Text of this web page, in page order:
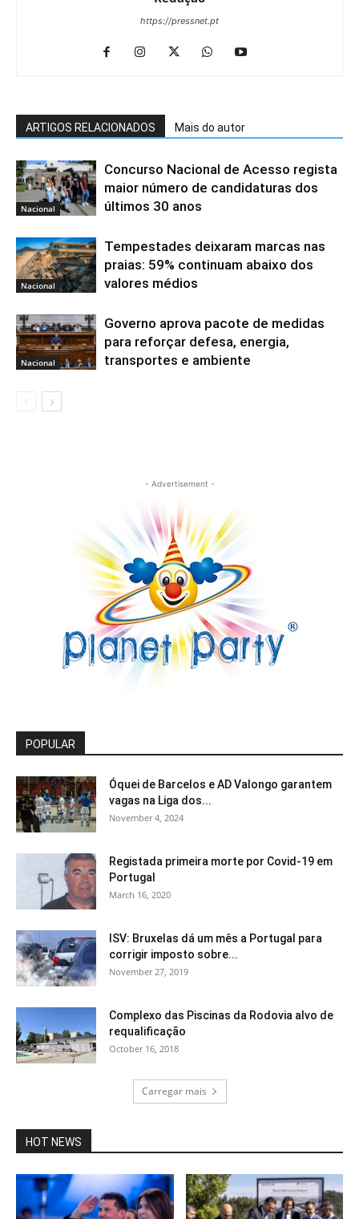
https://pressnet.pt
ARTIGOS RELACIONADOS Mais do autor
Nacional
Concurso Nacional de Acesso regista
maior número de candidaturas dos
últimos 30 anos
Nacional
Tempestades deixaram marcas nas
praias: 59% continuam abaixo dos
valores médios
Nacional
Governo aprova pacote de medidas
para reforçar defesa, energia,
transportes e ambiente
- Advertisement -
POPULAR
Óquei de Barcelos e AD Valongo garantem
vagas na Liga dos...
November 4, 2024
Registada primeira morte por Covid-19 em
Portugal
March 16, 2020
ISV: Bruxelas dá um mês a Portugal para
corrigir imposto sobre...
November 27, 2019
Complexo das Piscinas da Rodovia alvo de
requalificação
October 16, 2018
Carregar mais
HOT NEWS